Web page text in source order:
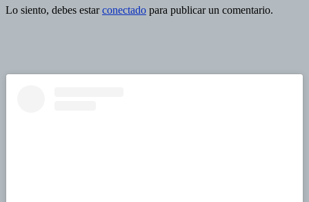
Lo siento, debes estarconectado para publicar un comentario.